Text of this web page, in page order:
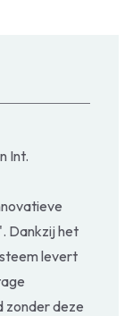
Int.
Dankzij het
levert
zonder deze